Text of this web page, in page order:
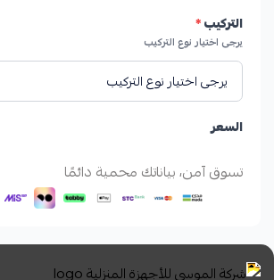
التركيب*
يرجى اختيار نوع التركيب
السعر
تسوق آمن، بياناتك محمية دائمًا